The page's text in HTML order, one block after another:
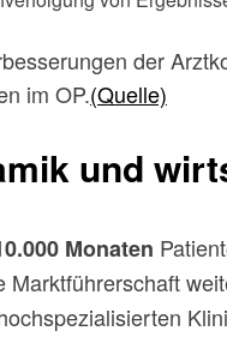
der
im OP.(Quelle)
und
Monaten
Marktführerschaft